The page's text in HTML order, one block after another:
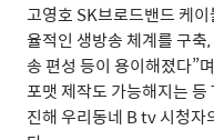
고영호 SK브로드밴드 케
율적인 생방송 체계를 구축,
송 편성 등이 용이해졌다”며
포맷 제작도 가능해지는 등
진해 우리동네 B tv시청자